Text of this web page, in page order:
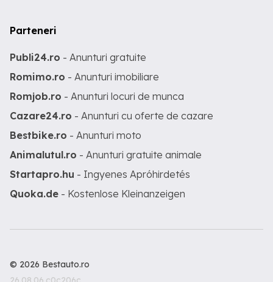
Parteneri
Publi24.ro - Anunturi gratuite
Romimo.ro - Anunturi imobiliare
Romjob.ro - Anunturi locuri de munca
Cazare24.ro - Anunturi cu oferte de cazare
Bestbike.ro - Anunturi moto
Animalutul.ro - Anunturi gratuite animale
Startapro.hu - Ingyenes Apróhirdetés
Quoka.de - Kostenlose Kleinanzeigen
© 2026 Bestauto.ro